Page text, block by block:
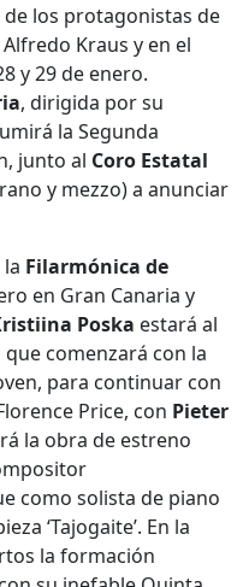
los protagonistas de
Kraus y en el
y 29 de enero.
, dirigida por su
la Segunda
junto al Coro Estatal
y mezzo) a anunciar
Filarmónica de
en Gran Canaria y
Poska estará al
comenzará con la
para continuar con
Price, con Pieter
la obra de estreno
como solista de piano
‘Tajogaite’. En la
la formación